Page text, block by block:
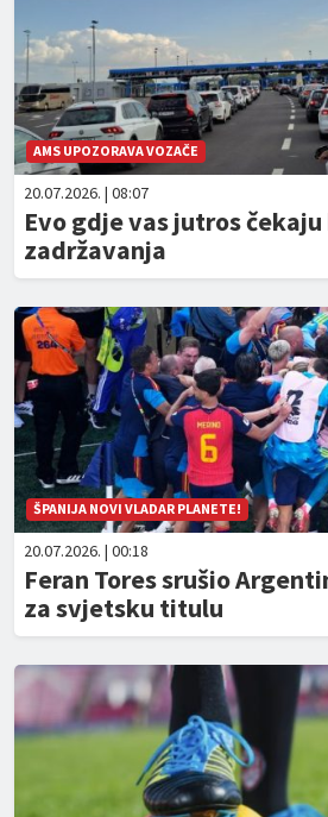
AMS UPOZORAVA VOZAČE
20.07.2026. | 08:07
Evo gdje vas jutros
zadržavanja
ŠPANIJA NOVI VLADAR PLANETE!
20.07.2026. | 00:18
Feran Tores srušio
za svjetsku titulu